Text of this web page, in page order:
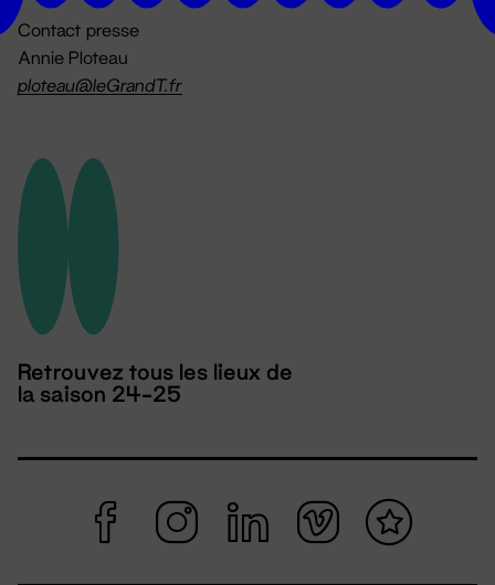
Contact presse
Annie Ploteau
ploteau@leGrandT.fr
Retrouvez tous les lieux de
la saison 24-25